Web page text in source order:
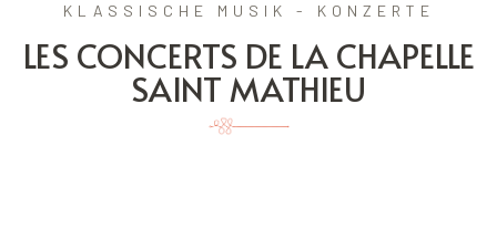
KLASSISCHE MUSIK - KONZERTE
LES CONCERTS DE LA CHAPELLE
SAINT MATHIEU